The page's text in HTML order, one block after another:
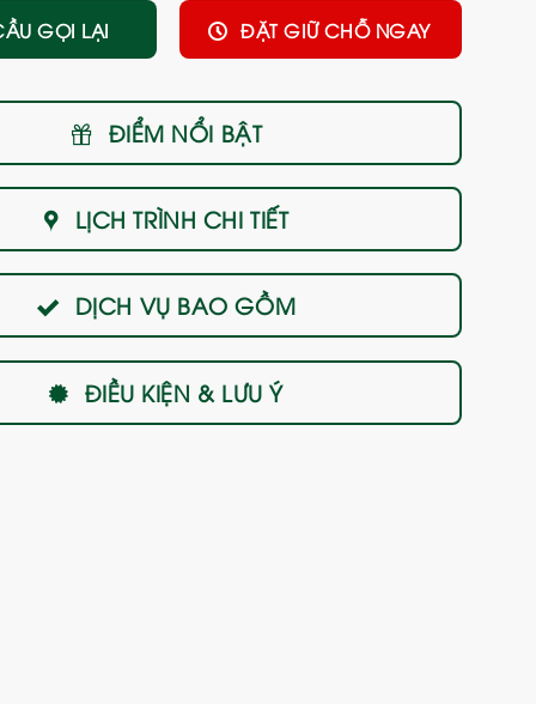
GỌI LẠI ĐẶT GIỮ CHỖ NGAY
ĐIỂM NỔI BẬT
LỊCH TRÌNH CHI TIẾT
DỊCH VỤ BAO GỒM
ĐIỀU KIỆN & LƯU Ý